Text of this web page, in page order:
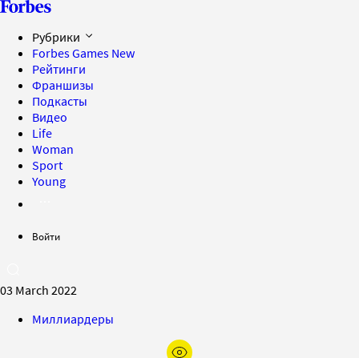
Рубрики
Forbes Games New
Рейтинги
Франшизы
Подкасты
Видео
Life
Woman
Sport
Young
Войти
03 March 2022
Миллиардеры